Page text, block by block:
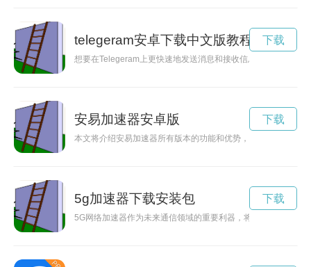
telegeram安卓下载中文版教程
想要在Telegeram上更快速地发送消息和接收信息？那就赶紧
下载
安易加速器安卓版
本文将介绍安易加速器所有版本的功能和优势，帮助用户更好地
下载
5g加速器下载安装包
5G网络加速器作为未来通信领域的重要利器，将带来更快速、
下载